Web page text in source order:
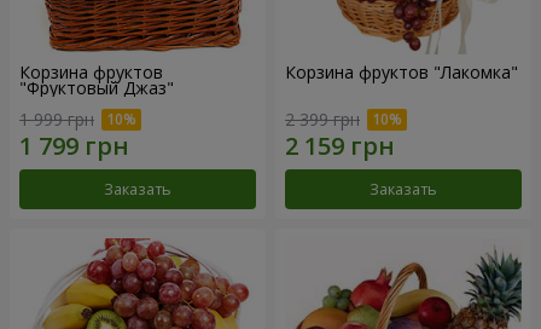
Корзина фруктов
"Фруктовый Джаз"
1 999 грн
Заказать
Корзина фруктов "Лакомка"
2 399 грн
Заказать